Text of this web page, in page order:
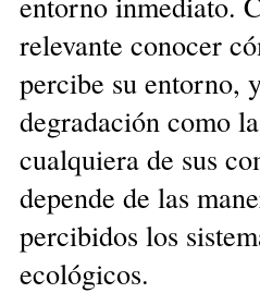
relevante conocer
percibe su entorno,
degradación como
cualquiera de sus
depende de las
percibidos los
ecológicos.